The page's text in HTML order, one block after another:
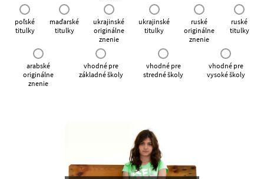
poľské
titulky
maďarské
titulky
ukrajinské
originálne
znenie
ukrajinské
titulky
ruské
originálne
znenie
ruské
titulky
arabské
originálne
znenie
vhodné pre
základné školy
vhodné pre
stredné školy
vhodné pre
vysoké školy